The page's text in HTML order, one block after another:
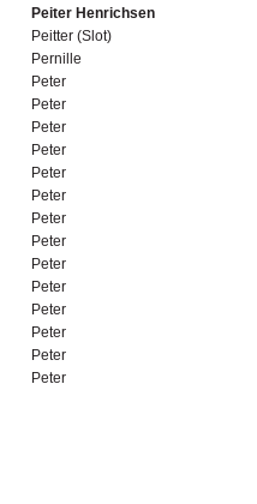
Peiter Henrichsen
Peitter (Slot)
Pernille
Peter
Peter
Peter
Peter
Peter
Peter
Peter
Peter
Peter
Peter
Peter
Peter
Peter
Peter